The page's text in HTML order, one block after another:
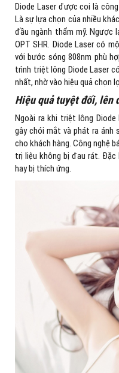
Diode Laser được coi là
Là sự lựa chọn của nhiều
đầu ngành thẩm mỹ. Ngược
OPT SHR. Diode Laser có
với bước sóng 808nm phù
trình triệt lông Diode Laser
nhất, nhờ vào hiệu quả chọn
Hiệu quả tuyệt đối, lên
Ngoài ra khi triệt lông Diode
gây chói mắt và phát ra
cho khách hàng. Công nghệ
trị liệu không bị đau rát.
hay bị thích ứng.